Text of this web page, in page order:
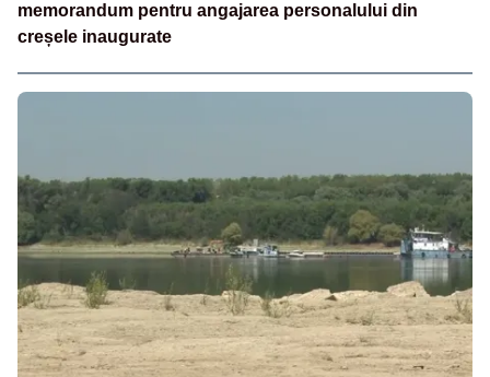
memorandum pentru angajarea personalului din
creșele inaugurate